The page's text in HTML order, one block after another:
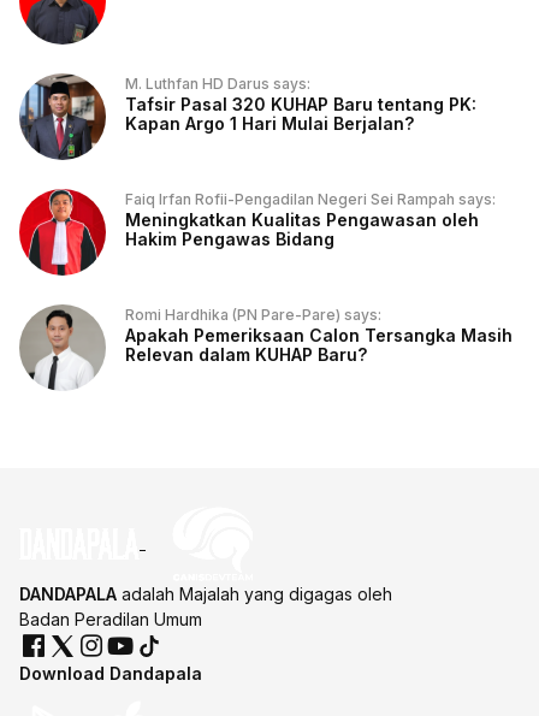
M. Luthfan HD Darus says:
Tafsir Pasal 320 KUHAP Baru tentang PK:
Kapan Argo 1 Hari Mulai Berjalan?
Faiq Irfan Rofii-Pengadilan Negeri Sei Rampah says:
Meningkatkan Kualitas Pengawasan oleh
Hakim Pengawas Bidang
Romi Hardhika (PN Pare-Pare) says:
Apakah Pemeriksaan Calon Tersangka Masih
Relevan dalam KUHAP Baru?
DANDAPALA adalah Majalah yang digagas oleh
Badan Peradilan Umum
Download Dandapala